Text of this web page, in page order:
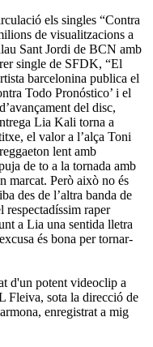
els singles “Contra
de visualitzacions a
Sant Jordi de BCN amb
single de SFDK, “El
barcelonina publica el
Todo Pronóstico’ i el
del disc,
Lia Kali torna a
el valor a l’alça Toni
lent amb
de to a la tornada amb
marcat. Però això no és
des de l’altra banda de
respectadíssim raper
a Lia una sentida lletra
és bona per tornar-
d'un potent videoclip a
Fleiva, sota la direcció de
enregistrat a mig